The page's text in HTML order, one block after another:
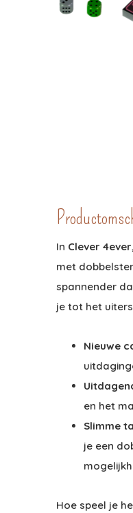
In Clever 4ever
met
spannender
je tot het
Nieuwe
en het
Slimme
je een
Hoe speel je